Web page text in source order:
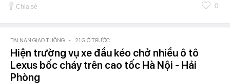
Chia sẻ 0
TAI NẠN GIAO THÔNG - 21 GIỜ TRƯỚC
Hiện trường vụ xe đầu kéo chở nhiều ô tô
Lexus bốc cháy trên cao tốc Hà Nội - Hải
Phòng